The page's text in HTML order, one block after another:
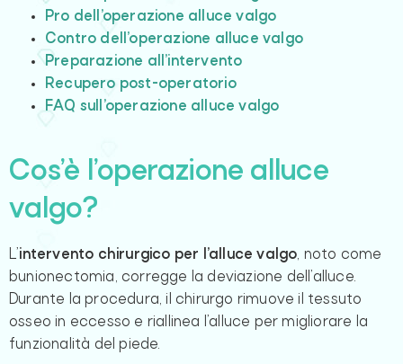
Pro dell’operazione alluce valgo
Contro dell’operazione alluce valgo
Preparazione all’intervento
Recupero post-operatorio
FAQ sull’operazione alluce valgo
Cos’è l’operazione alluce
valgo?
L’intervento chirurgico per l’alluce valgo, noto come
bunionectomia, corregge la deviazione dell’alluce.
Durante la procedura, il chirurgo rimuove il tessuto
osseo in eccesso e riallinea l’alluce per migliorare la
funzionalità del piede.